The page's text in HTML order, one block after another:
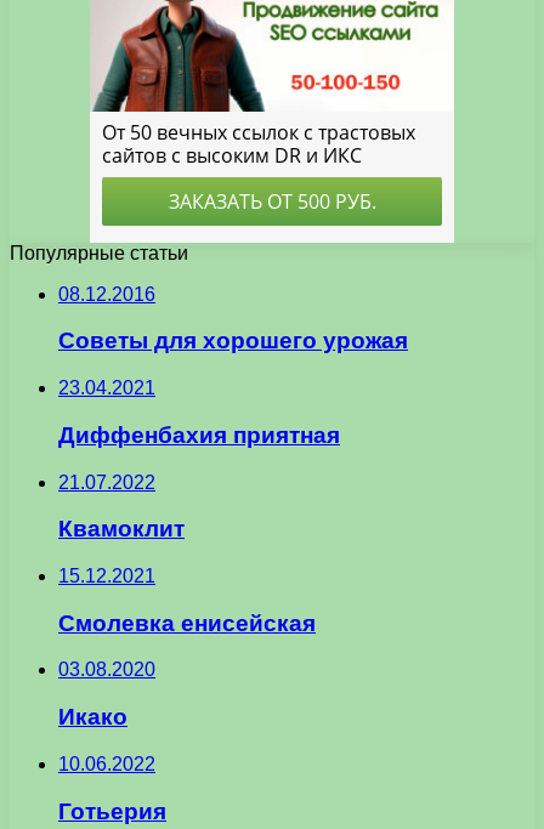
Популярные статьи
08.12.2016
Советы для хорошего урожая
23.04.2021
Диффенбахия приятная
21.07.2022
Квамоклит
15.12.2021
Смолевка енисейская
03.08.2020
Икако
10.06.2022
Готьерия